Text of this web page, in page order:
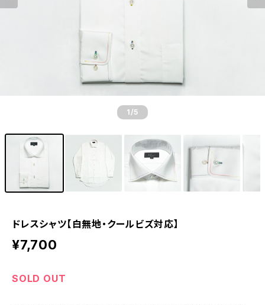
1 /5
ドレスシャツ【白無地・クールビズ対応】
¥7,700
SOLD OUT